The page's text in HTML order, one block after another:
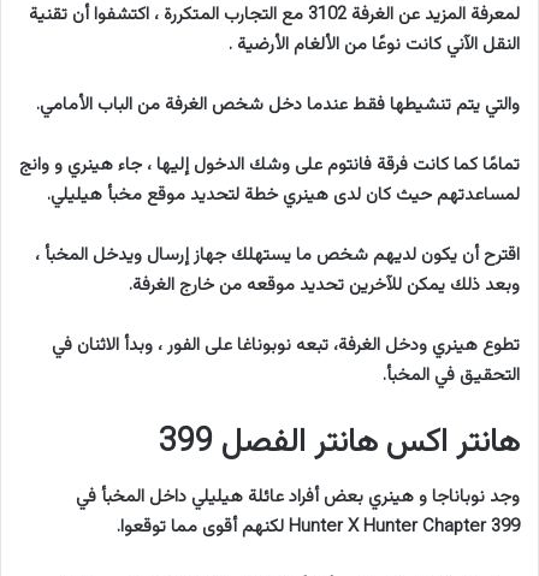
لمعرفة المزيد عن الغرفة 3102 مع التجارب المتكررة ، اكتشفوا أن تقنية
النقل الآني كانت نوعًا من الألغام الأرضية .
والتي يتم تنشيطها فقط عندما دخل شخص الغرفة من الباب الأمامي.
تمامًا كما كانت فرقة فانتوم على وشك الدخول إليها ، جاء هينري و وانج
لمساعدتهم حيث كان لدى هينري خطة لتحديد موقع مخبأ هيليلي.
اقترح أن يكون لديهم شخص ما يستهلك جهاز إرسال ويدخل المخبأ ،
وبعد ذلك يمكن للآخرين تحديد موقعه من خارج الغرفة.
تطوع هينري ودخل الغرفة، تبعه نوبوناغا على الفور ، وبدأ الاثنان في
التحقيق في المخبأ.
هانتر اكس هانتر الفصل 399
وجد نوباناجا و هينري بعض أفراد عائلة هيليلي داخل المخبأ في
Hunter X Hunter Chapter 399 لكنهم أقوى مما توقعوا.